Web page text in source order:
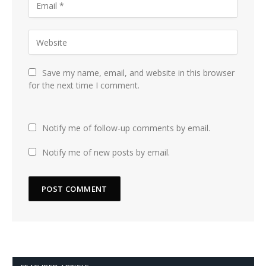
Save my name, email, and website in this browser
for the next time I comment.
Notify me of follow-up comments by email.
Notify me of new posts by email.